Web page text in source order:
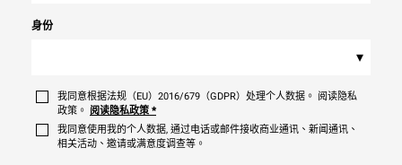
身份
▾
我同意根据法规（EU）2016/679（GDPR）处理个人数据。 阅读隐私
政策。 阅读隐私政策 *
我同意使用我的个人数据, 通过电话或邮件接收商业通讯、新闻通讯、
相关活动、邀请或满意度调查等。